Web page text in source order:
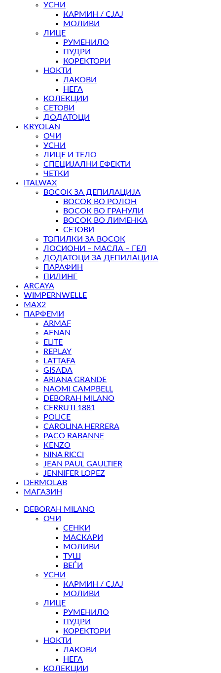
УСНИ
КАРМИН / СЈАЈ
МОЛИВИ
ЛИЦЕ
РУМЕНИЛО
ПУДРИ
КОРЕКТОРИ
НОКТИ
ЛАКОВИ
НЕГА
КОЛЕКЦИИ
СЕТОВИ
ДОДАТОЦИ
KRYOLAN
ОЧИ
УСНИ
ЛИЦЕ И ТЕЛО
СПЕЦИЈАЛНИ ЕФЕКТИ
ЧЕТКИ
ITALWAX
ВОСОК ЗА ДЕПИЛАЦИЈА
ВОСОК ВО РОЛОН
ВОСОК ВО ГРАНУЛИ
ВОСОК ВО ЛИМЕНКА
СЕТОВИ
ТОПИЛКИ ЗА ВОСОК
ЛОСИОНИ – МАСЛА – ГЕЛ
ДОДАТОЦИ ЗА ДЕПИЛАЦИЈА
ПАРАФИН
ПИЛИНГ
ARCAYA
WIMPERNWELLE
MAX2
ПАРФЕМИ
ARMAF
AFNAN
ELITE
REPLAY
LATTAFA
GISADA
ARIANA GRANDE
NAOMI CAMPBELL
DEBORAH MILANO
CERRUTI 1881
POLICE
CAROLINA HERRERA
PACO RABANNE
KENZO
NINA RICCI
JEAN PAUL GAULTIER
JENNIFER LOPEZ
DERMOLAB
МАГАЗИН
DEBORAH MILANO
ОЧИ
СЕНКИ
МАСКАРИ
МОЛИВИ
ТУШ
ВЕЃИ
УСНИ
КАРМИН / СЈАЈ
МОЛИВИ
ЛИЦЕ
РУМЕНИЛО
ПУДРИ
КОРЕКТОРИ
НОКТИ
ЛАКОВИ
НЕГА
КОЛЕКЦИИ